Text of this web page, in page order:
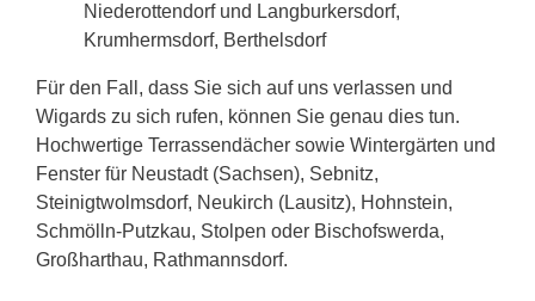
Niederottendorf und Langburkersdorf,
Krumhermsdorf, Berthelsdorf
Für den Fall, dass Sie sich auf uns verlassen und
Wigards zu sich rufen, können Sie genau dies tun.
Hochwertige Terrassendächer sowie Wintergärten und
Fenster für Neustadt (Sachsen), Sebnitz,
Steinigtwolmsdorf, Neukirch (Lausitz), Hohnstein,
Schmölln-Putzkau, Stolpen oder Bischofswerda,
Großharthau, Rathmannsdorf.